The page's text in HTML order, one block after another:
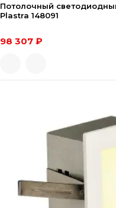
Потолочный
Plastra 148091
98 307 ₽